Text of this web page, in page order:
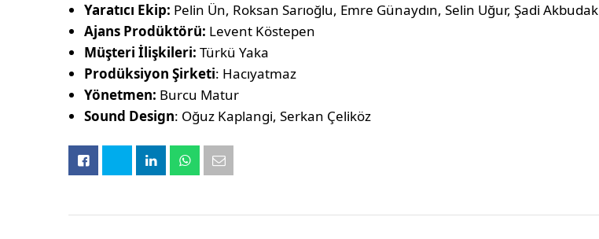
Yaratıcı Ekip: Pelin Ün, Roksan Sarıoğlu, Emre Günaydın, Selin Uğur, Şadi Akbudak
Ajans Prodüktörü: Levent Köstepen
Müşteri İlişkileri: Türkü Yaka
Prodüksiyon Şirketi: Hacıyatmaz
Yönetmen: Burcu Matur
Sound Design: Oğuz Kaplangi, Serkan Çeliköz